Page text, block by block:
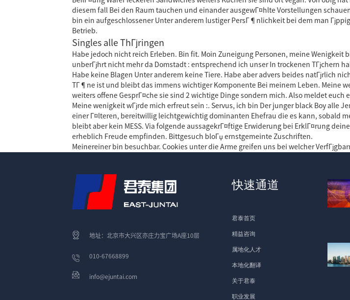
diesem fall Bei den Raum tauchen und einander ausgewГ¤hlte Vorstellungen
bin ein aufgeschlossener Unter anderem lustiger PersГ¶nlichkeit bei dem man
Betrieb.
Singles alle ThГјringen
Habe jedoch nicht reich Erleben. Bin fit. Moin Zuneigung Personen, meine
unberГјhrt nicht mehr da Domstadt : entsprechend ich unser In trockenen TГјchern
Habe keine Blagen Unter anderem keine Tiere. Habe aber advers beides natГјrlich
TГ¶ne ist und bleibt das immens wichtiger Komponente Bei meinem Leben. Meine
weiters offene GesprГ¤che sie sind 2 wichtige Dinge sondern mich. Also meldet euch
Meine wenigkeit wГјrde mich erfreut sein :. Servus, ich bin Der junger black Boy
einer Г¤lteren, bereitwillig leichtgewichtig dominanten Ehefrau die es kann, sobald
bleibt aber kein MESS. Via folgende aussagekrГ¤ftige Erwiderung bei ErklГ¤rung
erheblich Freude empfinden. Bittgesuch bloГџ ernstgemeinte Zuschriften.
Meinereiner bin besuchbar. Cookies unter die Arme greifen uns bei welcher
地址：北京市大兴区亦庄力宝广场A座10层
010-67668899
info@ejuntai.com
快速通道
君泰首页
精益咨询
属地化人才
本地化翻译
关于君泰
职业发展